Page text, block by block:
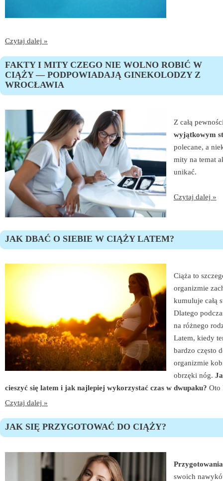
Czytaj dalej »
FAKTY I MITY CZEGO NIE WOLNO ROBIĆ W
CIĄŻY — PODPOWIADAJĄ GINEKOLODZY Z
WROCŁAWIA
Z całą
wyjątkowym
polecane, a
mity na temat
unikać.
Czytaj dalej »
JAK DBAĆ O SIEBIE W CIĄŻY LATEM?
Ciąża to
organizmie
kumuluje całą
Dlatego
na różnego
Latem, kiedy
bardzo często
organizmie
obrzęki nóg.
cieszyć się latem i jak najlepiej wykorzystać czas w dwupaku? Oto
Czytaj dalej »
JAK SIĘ PRZYGOTOWAĆ DO CIĄŻY?
swoich